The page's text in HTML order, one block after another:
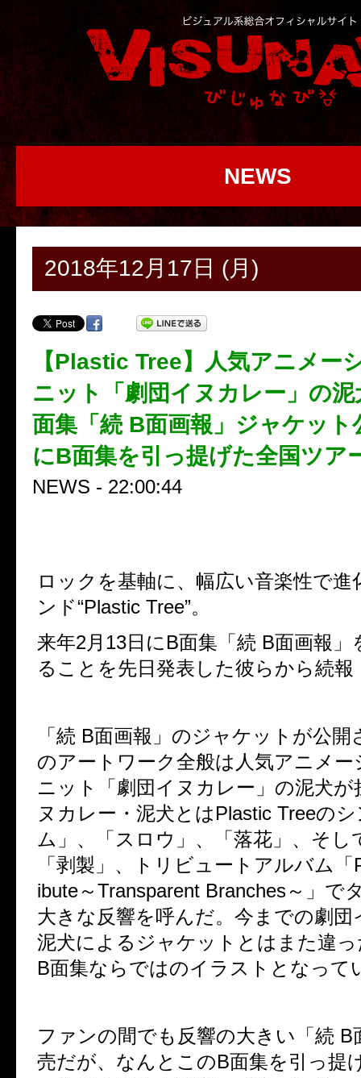
NEWS
2018年12月17日 (月)
【Plastic Tree】人気アニメー
ニット「劇団イヌカレー」の
面集「続 B面画報」ジャケット
にB面集を引っ提げた全国ツア
NEWS - 22:00:44
ロックを基軸に、幅広い音楽性で進
ンド“Plastic Tree”。
来年2月 13日に B面集「続 B面画報」
ることを先日発表した彼らから続報
「続 B面画報」のジャケットが公開
のアートワーク全般は人気アニメー
ニット「劇団イヌカレー」の泥犬が
ヌカレー・泥犬とはPlastic Treeの
ム」、「スロウ」、「落花」、そし
「剥製」、トリビュートアルバム「
ibute～Transparent Branches～」で
大きな反響を呼んだ。今までの劇団
泥犬によるジャケットとはまた違
B面集ならではのイラストとなって
ファンの間でも反響の大きい「続 B
売だが、なんとこのB面集を引っ提